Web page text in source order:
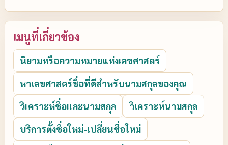
เมนูที่เกี่ยวข้อง
นิยามหรือความหมายแห่งเลขศาสตร์
หาเลขศาสตร์ชื่อที่ดีสำหรับนามสกุลของคุณ
วิเคราะห์ชื่อและนามสกุล
วิเคราะห์นามสกุล
บริการตั้งชื่อใหม่-เปลี่ยนชื่อใหม่